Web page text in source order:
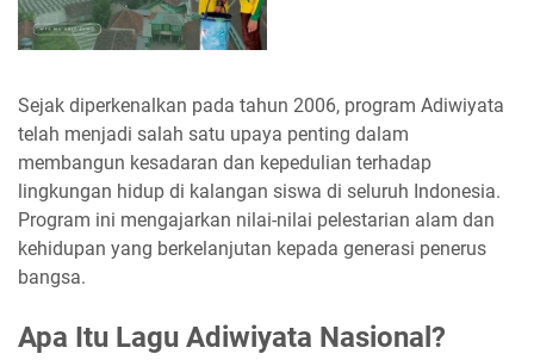
Sejak diperkenalkan pada tahun 2006, program Adiwiyata
telah menjadi salah satu upaya penting dalam
membangun kesadaran dan kepedulian terhadap
lingkungan hidup di kalangan siswa di seluruh Indonesia.
Program ini mengajarkan nilai-nilai pelestarian alam dan
kehidupan yang berkelanjutan kepada generasi penerus
bangsa.
Apa Itu Lagu Adiwiyata Nasional?